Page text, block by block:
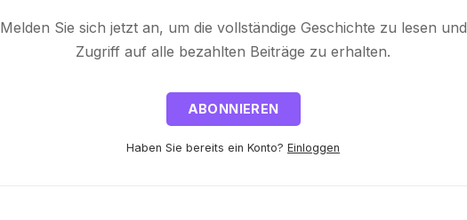
Melden Sie sich jetzt an, um die vollständige Geschichte zu lesen und
Zugriff auf alle bezahlten Beiträge zu erhalten.
ABONNIEREN
Haben Sie bereits ein Konto? Einloggen